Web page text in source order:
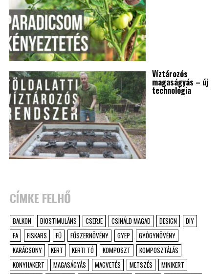
Víztározós
magaságyás – új
technológia
CÍMKE FELHŐ
BALKON BIOSTIMULÁNS CSERJE CSINÁLD MAGAD DESIGN
DIY
FA
FISKARS FŰ FŰSZERNÖVÉNY GYEP
GYÓGYNÖVÉNY
KARÁCSONY
KERT KERTI TÓ KOMPOSZT
KOMPOSZTÁLÁS
KONYHAKERT
MAGASÁGYÁS MAGVETÉS METSZÉS
MINIKERT